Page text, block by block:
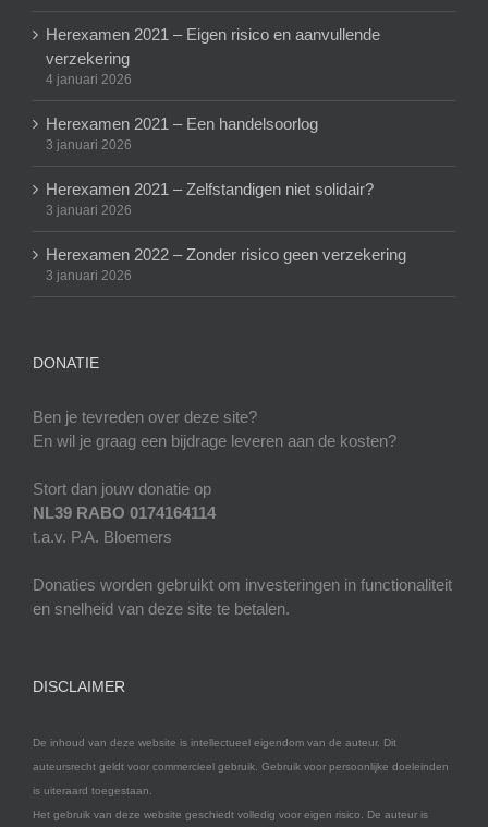
Herexamen 2021 – Eigen risico en aanvullende
verzekering
4 januari 2026
Herexamen 2021 – Een handelsoorlog
3 januari 2026
Herexamen 2021 – Zelfstandigen niet solidair?
3 januari 2026
Herexamen 2022 – Zonder risico geen verzekering
3 januari 2026
DONATIE
Ben je tevreden over deze site?
En wil je graag een bijdrage leveren aan de kosten?
Stort dan jouw donatie op
NL39 RABO 0174164114
t.a.v. P.A. Bloemers
Donaties worden gebruikt om investeringen in functionaliteit
en snelheid van deze site te betalen.
DISCLAIMER
De inhoud van deze website is intellectueel eigendom van de auteur. Dit
auteursrecht geldt voor commercieel gebruik. Gebruik voor persoonlijke doeleinden
is uiteraard toegestaan.
Het gebruik van deze website geschiedt volledig voor eigen risico. De auteur is